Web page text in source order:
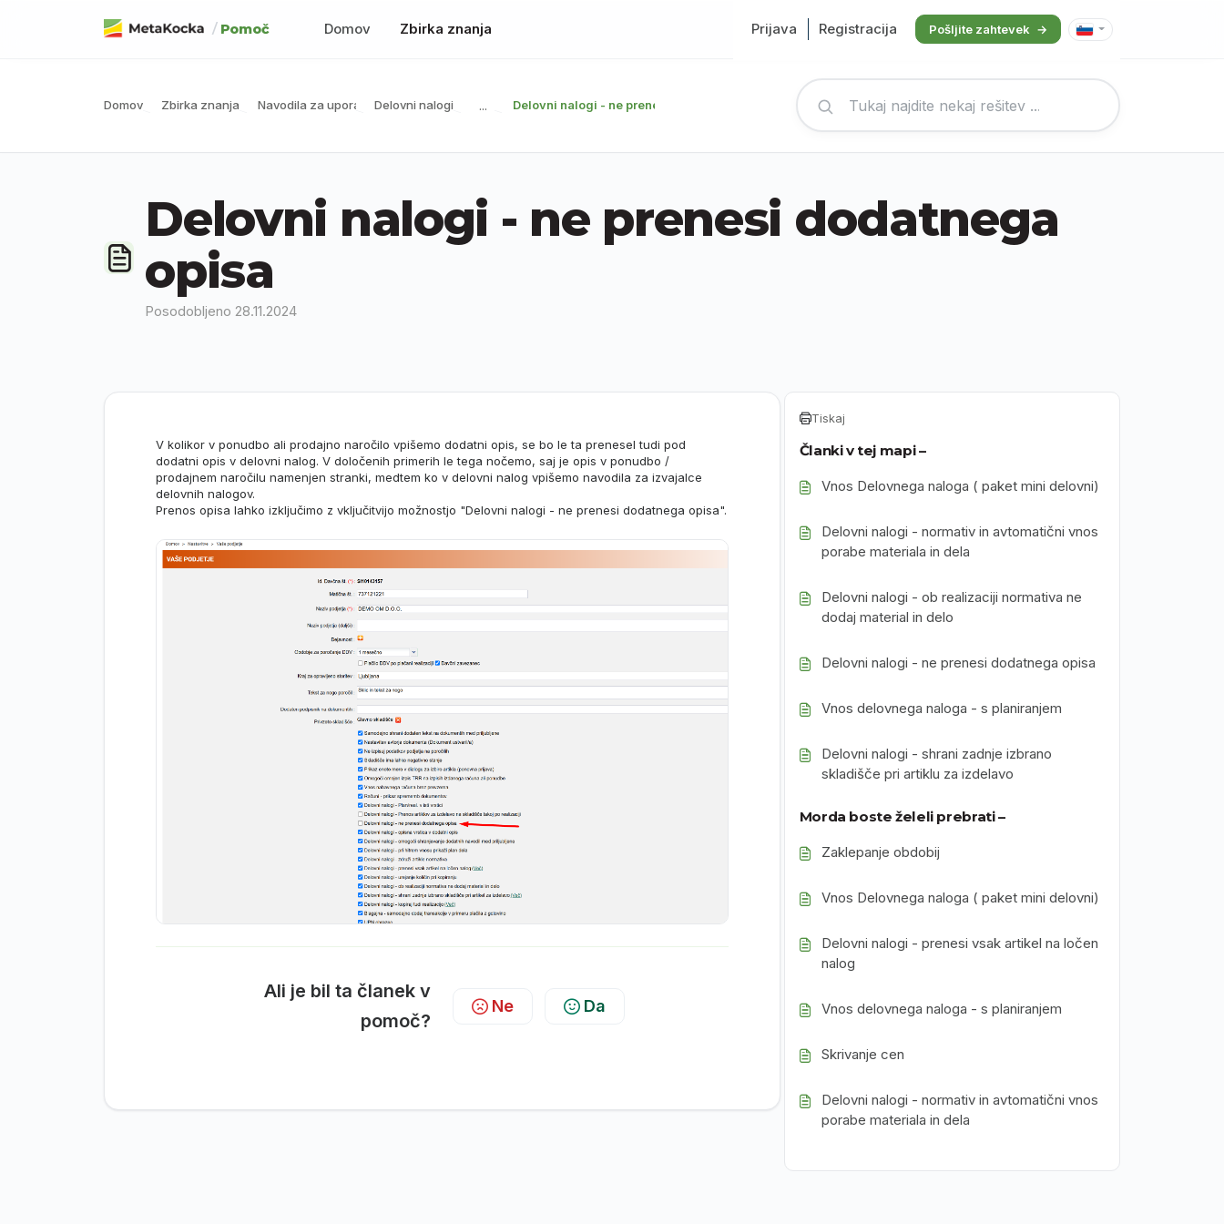
/ Pomoč Domov Zbirka znanja Prijava Registracija Pošljite zahtevek
Domov Zbirka znanja Navodila za uporaboDelovni nalogi ... Delovni nalogi - ne prenesi dodatnega opisa
Delovni nalogi - ne prenesi dodatnega
opisa
Posodobljeno 28.11.2024
V kolikor v ponudbo ali prodajno naročilo vpišemo dodatni opis, se bo le ta prenesel tudi pod
dodatni opis v delovni nalog. V določenih primerih le tega nočemo, saj je opis v ponudbo /
prodajnem naročilu namenjen stranki, medtem ko v delovni nalog vpišemo navodila za izvajalce
delovnih nalogov.
Prenos opisa lahko izključimo z vključitvijo možnostjo "Delovni nalogi - ne prenesi dodatnega opisa".
Ali je bil ta članek v
pomoč?
Ne Da
Tiskaj
Članki v tej mapi –
Vnos Delovnega naloga ( paket mini delovni)
Delovni nalogi - normativ in avtomatični vnos
porabe materiala in dela
Delovni nalogi - ob realizaciji normativa ne
dodaj material in delo
Delovni nalogi - ne prenesi dodatnega opisa
Vnos delovnega naloga - s planiranjem
Delovni nalogi - shrani zadnje izbrano
skladišče pri artiklu za izdelavo
Morda boste želeli prebrati –
Zaklepanje obdobij
Vnos Delovnega naloga ( paket mini delovni)
Delovni nalogi - prenesi vsak artikel na ločen
nalog
Vnos delovnega naloga - s planiranjem
Skrivanje cen
Delovni nalogi - normativ in avtomatični vnos
porabe materiala in dela